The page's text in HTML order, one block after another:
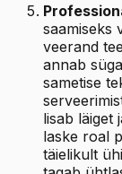
saamiseks
veerand
annab
sametise
lisab läiget
laske roal
täielikult